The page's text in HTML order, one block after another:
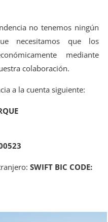
no tenemos ningún
necesitamos que los
mediante
colaboración.
a la cuenta siguiente:
SWIFT BIC CODE: